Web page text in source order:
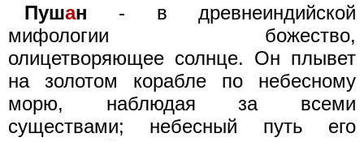
Пушан - в древнеиндийской
мифологии божество,
олицетворяющее солнце. Он плывет
на золотом корабле по небесному
морю, наблюдая за всеми
существами; небесный путь его